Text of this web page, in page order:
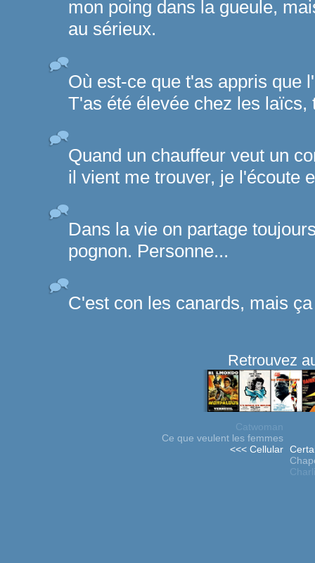
mon poing dans la gueule,
au sérieux.
Où est-ce que t'as appris que
T'as été élevée chez les laïcs,
Quand un chauffeur veut un
il vient me trouver, je l'écoute
Dans la vie on partage
pognon. Personne...
C'est con les canards, mais
Retrouvez
Catwoman
Ce que veulent les femmes
<<< Cellular